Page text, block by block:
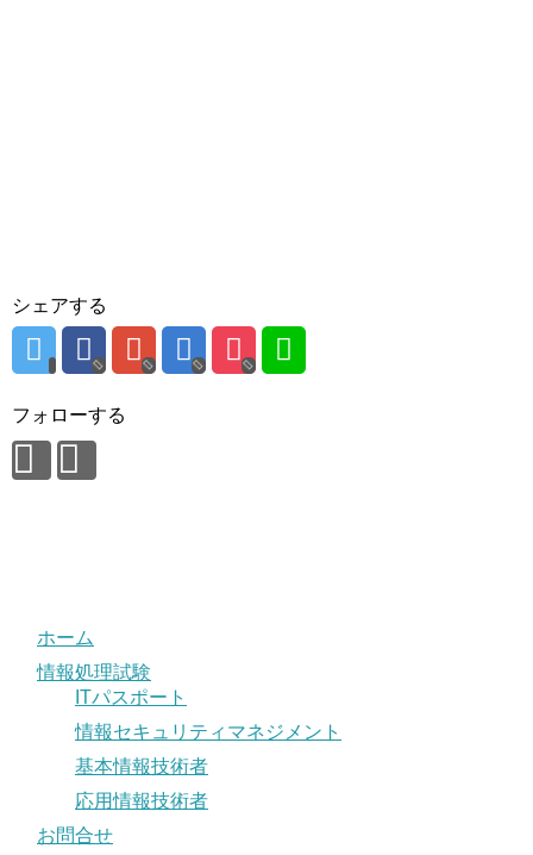
シェアする
フォローする
ホーム
情報処理試験
ITパスポート
情報セキュリティマネジメント
基本情報技術者
応用情報技術者
お問合せ